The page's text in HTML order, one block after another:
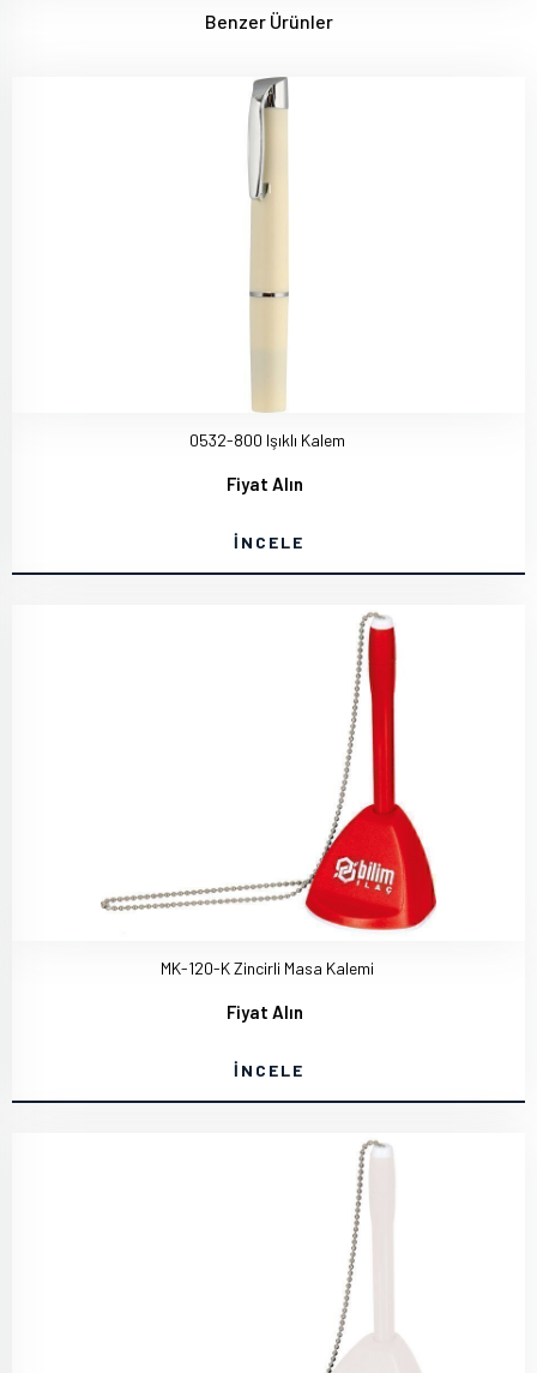
Benzer Ürünler
0532-800 Işıklı Kalem
Fiyat Alın
İNCELE
MK-120-K Zincirli Masa Kalemi
Fiyat Alın
İNCELE